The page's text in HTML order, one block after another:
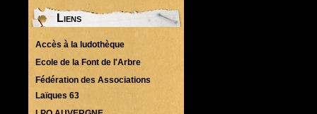
Liens
Accès à la ludothèque
Ecole de la Font de l'Arbre
Fédération des Associations
Laïques 63